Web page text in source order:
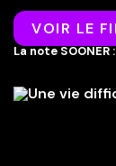
VOIR LE
La note SOONER